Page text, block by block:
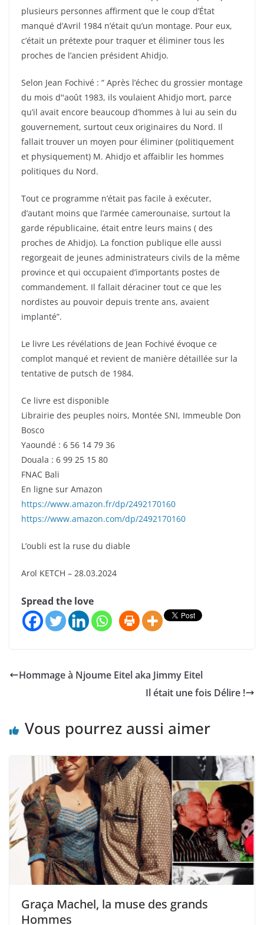
plusieurs personnes affirment que le coup d’État
manqué d’Avril 1984 n’était qu’un montage. Pour eux,
c’était un prétexte pour traquer et éliminer tous les
proches de l’ancien président Ahidjo.
Selon Jean Fochivé : “ Après l’échec du grossier montage
du mois d‟août 1983, ils voulaient Ahidjo mort, parce
qu’il avait encore beaucoup d’hommes à lui au sein du
gouvernement, surtout ceux originaires du Nord. Il
fallait trouver un moyen pour éliminer (politiquement
et physiquement) M. Ahidjo et affaiblir les hommes
politiques du Nord.
Tout ce programme n’était pas facile à exécuter,
d’autant moins que l’armée camerounaise, surtout la
garde républicaine, était entre leurs mains ( des
proches de Ahidjo). La fonction publique elle aussi
regorgeait de jeunes administrateurs civils de la même
province et qui occupaient d’importants postes de
commandement. Il fallait déraciner tout ce que les
nordistes au pouvoir depuis trente ans, avaient
implanté”.
Le livre Les révélations de Jean Fochivé évoque ce
complot manqué et revient de manière détaillée sur la
tentative de putsch de 1984.
Ce livre est disponible
Librairie des peuples noirs, Montée SNI, Immeuble Don
Bosco
Yaoundé : 6 56 14 79 36
Douala : 6 99 25 15 80
FNAC Bali
En ligne sur Amazon
https://www.amazon.fr/dp/2492170160
https://www.amazon.com/dp/2492170160
L’oubli est la ruse du diable
Arol KETCH – 28.03.2024
Spread the love
Hommage à Njoume Eitel aka Jimmy Eitel
Il était une fois Délire !
Vous pourrez aussi aimer
Graça Machel, la muse des grands
Hommes